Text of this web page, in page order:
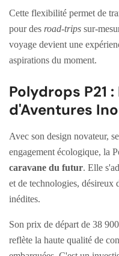
Cette flexibilité permet de
pour des road-trips sur-
voyage devient une
aspirations du moment.
Polydrops P21
d'Aventures
Avec son design novateur,
engagement écologique, la
caravane du futur. Elle
et de technologies, désireux
inédites.
Son prix de départ de 38
reflète la haute qualité de